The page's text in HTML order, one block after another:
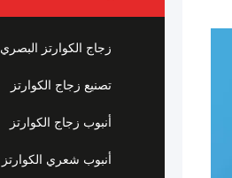
زجاج الكوارتز البصري
تصنيع زجاج الكوارتز
أنبوب زجاج الكوارتز
أنبوب شعري الكوارتز